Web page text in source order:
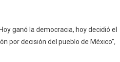
ganó la democracia, hoy decidió el
por decisión del pueblo de México’’,